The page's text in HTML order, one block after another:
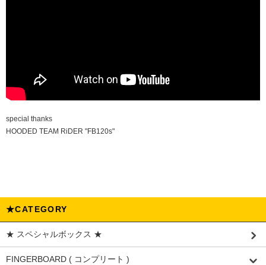
special thanks
HOODED TEAM RiDER "FB120s"
★CATEGORY
★ スペシャルボックス ★
FINGERBOARD ( コンプリート )